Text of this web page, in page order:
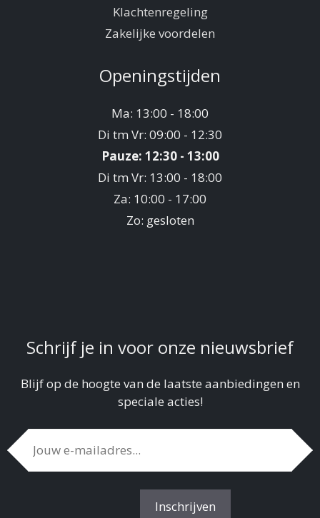
Klachtenregeling
Zakelijke voordelen
Openingstijden
Ma: 13:00 - 18:00
Di tm Vr: 09:00 - 12:30
Pauze: 12:30 - 13:00
Di tm Vr: 13:00 - 18:00
Za: 10:00 - 17:00
Zo: gesloten
Schrijf je in voor onze nieuwsbrief
Blijf op de hoogte van de laatste aanbiedingen en
speciale acties!